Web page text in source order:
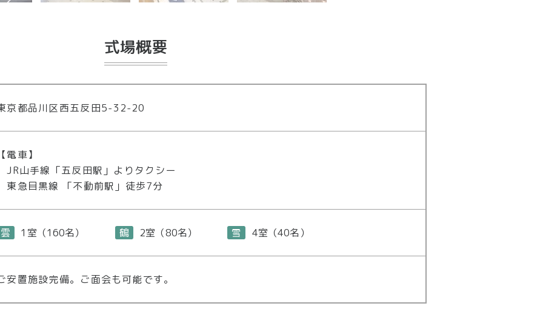
式場概要
京都品川区西五反田5-32-20
電車】
山手線 「五反田駅」よりタクシー
急目黒線
「不動前駅」徒歩7分
雲 1室（160名） 鶴 2室（80名） 雪 4室（40名）
安置施設完備。 ご面会も可能です。